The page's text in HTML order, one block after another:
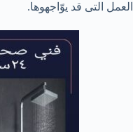
العمل التى قد يوّاجهوها.